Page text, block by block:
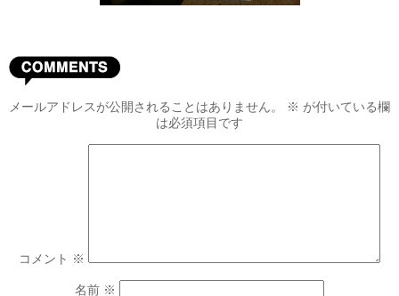
メールアドレスが公開されることはありません。 ※ が付いている欄
は必須項目です
コメント ※
名前 ※